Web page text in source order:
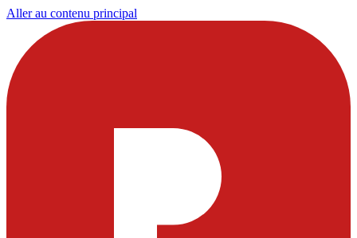
Aller au contenu principal